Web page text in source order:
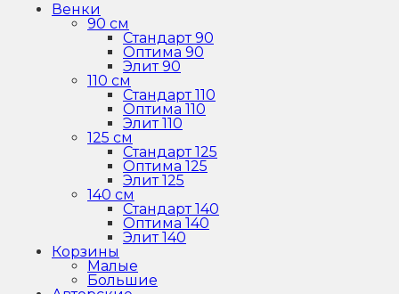
Венки
90 см
Стандарт 90
Оптима 90
Элит 90
110 см
Стандарт 110
Оптима 110
Элит 110
125 см
Стандарт 125
Оптима 125
Элит 125
140 см
Стандарт 140
Оптима 140
Элит 140
Корзины
Малые
Большие